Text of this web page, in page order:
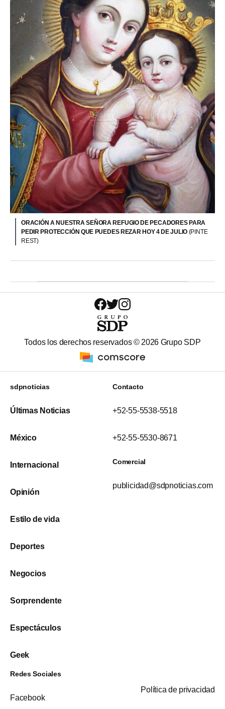
ORACIÓN A NUESTRA SEÑORA REFUGIO DE PECADORES PARA
PEDIR PROTECCIÓN QUE PUEDES REZAR HOY 4 DE JULIO (PINTE
REST)
Todos los derechos reservados © 2026 Grupo SDP
sdpnoticias
Últimas Noticias
México
Internacional
Opinión
Estilo de vida
Deportes
Negocios
Sorprendente
Espectáculos
Geek
Contacto
+52-55-5538-5518
+52-55-5530-8671
Comercial
publicidad@sdpnoticias.com
Redes Sociales
Facebook
Política de privacidad